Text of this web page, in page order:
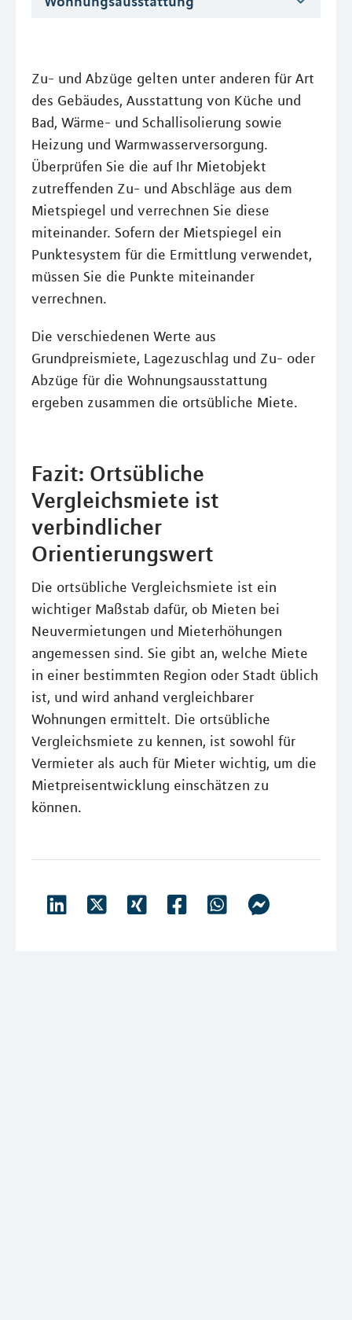
Zu- und Abzüge gelten unter anderen für Art
des Gebäudes, Ausstattung von Küche und
Bad, Wärme- und Schallisolierung sowie
Heizung und Warmwasserversorgung.
Überprüfen Sie die auf Ihr Mietobjekt
zutreffenden Zu- und Abschläge aus dem
Mietspiegel und verrechnen Sie diese
miteinander. Sofern der Mietspiegel ein
Punktesystem für die Ermittlung verwendet,
müssen Sie die Punkte miteinander
verrechnen.
Die verschiedenen Werte aus
Grundpreismiete, Lagezuschlag und Zu- oder
Abzüge für die Wohnungsausstattung
ergeben zusammen die ortsübliche Miete.
Fazit: Ortsübliche
Vergleichsmiete ist
verbindlicher
Orientierungswert
Die ortsübliche Vergleichsmiete ist ein
wichtiger Maßstab dafür, ob Mieten bei
Neuvermietungen und Mieterhöhungen
angemessen sind. Sie gibt an, welche Miete
in einer bestimmten Region oder Stadt üblich
ist, und wird anhand vergleichbarer
Wohnungen ermittelt. Die ortsübliche
Vergleichsmiete zu kennen, ist sowohl für
Vermieter als auch für Mieter wichtig, um die
Mietpreisentwicklung einschätzen zu
können.